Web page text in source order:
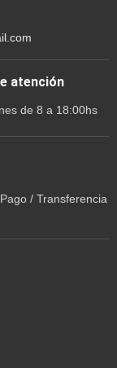
atención
de 8 a 18:00hs
/ Transferencia